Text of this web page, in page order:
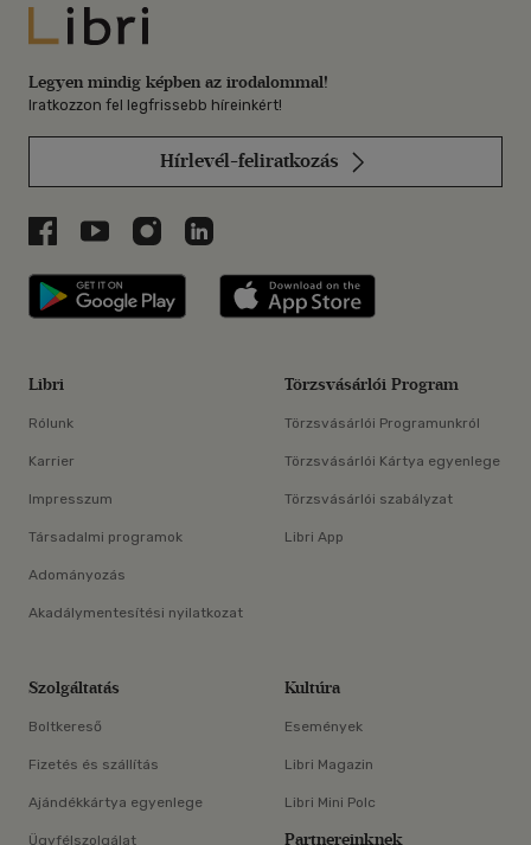
Libri
Legyen mindig képben az irodalommal!
Iratkozzon fel legfrissebb híreinkért!
Hírlevél-feliratkozás
Libri a Facebookon
Libri a Youtube-on
Libri az Instagramon
Libri a LinkedInen
Libri applikáció Szerezd meg: Google
Libri
Rólunk
Karrier
Impresszum
Társadalmi programok
Adományozás
Akadálymentesítési nyilatkozat
Törzsvásárlói Program
Törzsvásárlói Programunkról
Törzsvásárlói Kártya egyenlege
Törzsvásárlói szabályzat
Libri App
Szolgáltatás
Boltkereső
Fizetés és szállítás
Ajándékkártya egyenlege
Ügyfélszolgálat
Kultúra
Események
Libri Magazin
Libri Mini Polc
Partnereinknek